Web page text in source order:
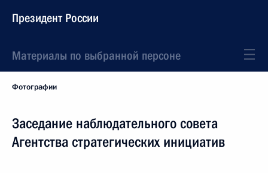
Президент России
Материалы по выбранной персоне
Фотографии
Заседание наблюдательного совета
Агентства стратегических инициатив